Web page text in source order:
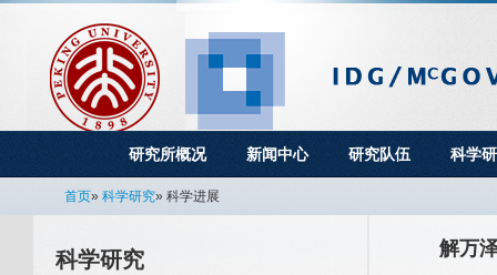
研究所概况 新闻中心 研究队伍 科学
首页» 科学研究» 科学进展
科学研究 解万泽